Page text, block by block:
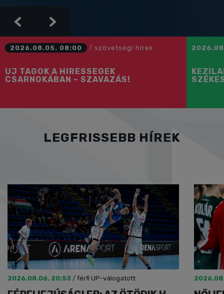
PreviousNext
2026.08.05. 08:00 / szövetségi hírek
ÚJ TAGOK A HÍRESSÉGEK
CSARNOKÁBAN – SZAVAZÁS!
LEGFRISSEBB HÍREK
2026.08.06. 20:53 / férfi UP-válogatott